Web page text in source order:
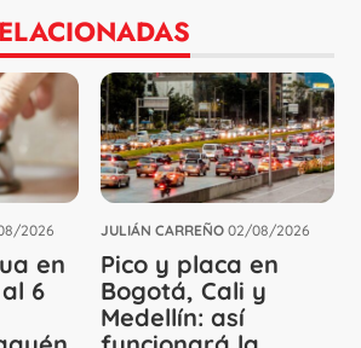
2026
en
6
JULIÁN CARREÑO 02/08/2026
Pico y placa en
Bogotá, Cali y
Medellín: así